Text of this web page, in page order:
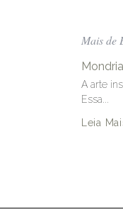
Mais de
A arte
Essa...
Leia